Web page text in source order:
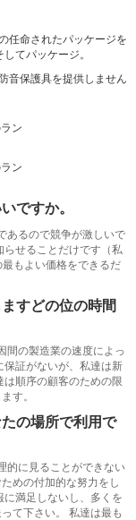
任命されたパッケージを
てパッケージ。
音保護具を提供しません
ですか。
あるので競争が激しいで
らせることだけです（私
もよい価格をできるだ
すどの位の時間
間の製造業の速度によっ
保証がないが、私達は新
順序の顧客のための限
す。
の場所で利用で
的に見ることができない
めの付加的な努力をし
満足しないし、多くを
て下さい。 私達は最も